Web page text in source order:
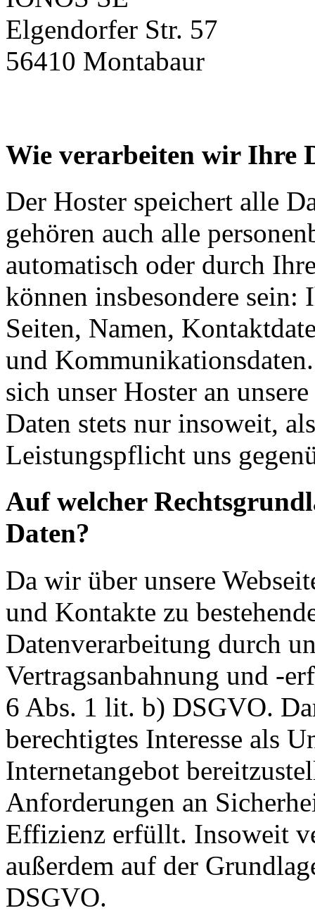
Elgendorfer Str. 57
56410 Montabaur
Wie verarbeiten wir Ihre
Der Hoster speichert alle
gehören auch alle
automatisch oder durch
können insbesondere sein:
Seiten, Namen,
und
sich unser Hoster an
Daten stets nur insoweit,
Leistungspflicht uns
Auf welcher
Daten?
Da wir über unsere
und Kontakte zu
Datenverarbeitung durch
Vertragsanbahnung und -
6 Abs. 1 lit. b) DSGVO.
berechtigtes Interesse als
Internetangebot
Anforderungen an
Effizienz erfüllt. Insoweit
außerdem auf der
DSGVO.